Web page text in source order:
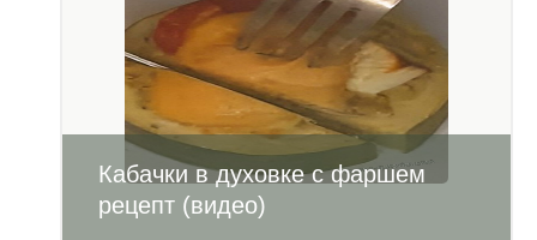
Кабачки в духовке с фаршем
рецепт (видео)